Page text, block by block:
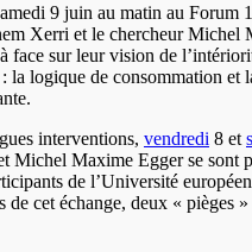
9 juin au matin au Forum
Xerri et le chercheur Michel
face sur leur vision de
la logique de consommation et
interventions, vendredi 8 et
Michel Maxime Egger se sont
de l’Université
de cet échange, deux « pièges